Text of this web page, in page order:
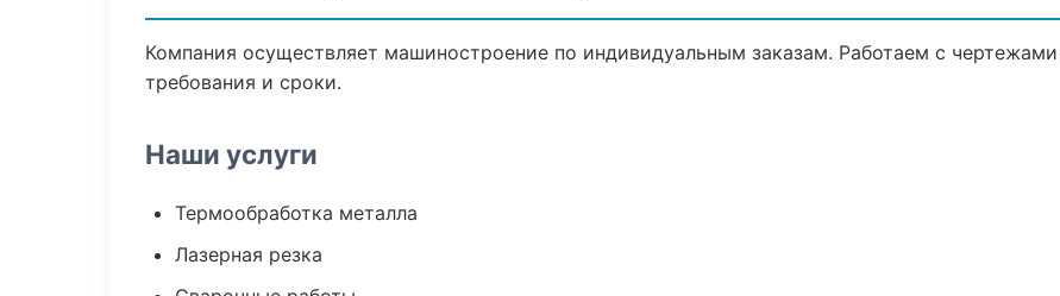
Компания осуществляет машиностроение по индивидуальным заказам. Работаем с
требования и сроки.
Наши услуги
Термообработка металла
Лазерная резка